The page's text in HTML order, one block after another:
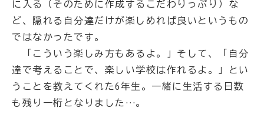
に入る（そのために作成するこだわりっぷり）な
ど、隠れる自分達だけが楽しめれば良いというもの
ではなかったです。
「こういう楽しみ方もあるよ。」そして、「自分
達で考えることで、楽しい学校は作れるよ。」とい
うことを教えてくれた6年生。一緒に生活する日数
も残り一桁となりました…。